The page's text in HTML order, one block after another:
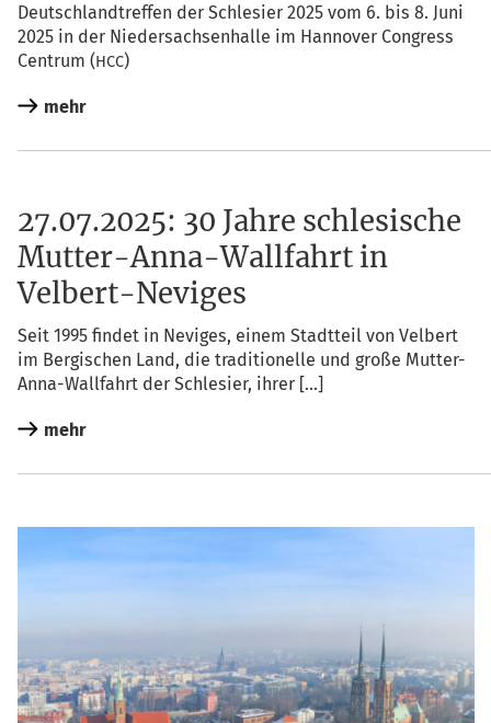
Deutsch­land­tref­fen der Schle­si­er 2025 vom 6. bis 8. Juni
2025 in der Nie­der­sach­sen­hal­le im Han­no­ver Con­gress
Cen­trum (HCC)
mehr
27.07.2025: 30 Jahre schlesische
Mutter-Anna-Wallfahrt in
Velbert-Neviges
Seit 1995 fin­det in Nevi­ges, einem Stadt­teil von Vel­bert
im Ber­gi­schen Land, die tra­di­tio­nel­le und gro­ße Mut­­ter-
Anna-Wal­l­­fahrt der Schle­si­er, ihrer […]
mehr